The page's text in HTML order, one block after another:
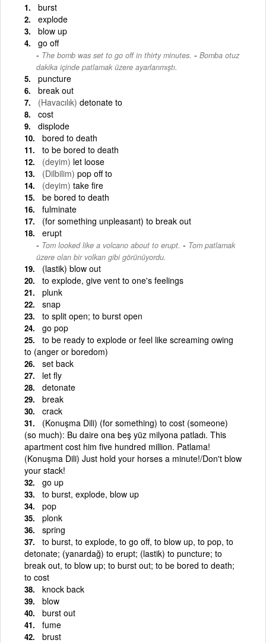
burst
explode
blow up
go off
The bomb was set to go off in thirty minutes. - Bomba otuz
dakika içinde patlamak üzere ayarlanmıştı.
puncture
break out
(Havacılık) detonate to
cost
displode
bored to death
to be bored to death
(deyim) let loose
(Dilbilim) pop off to
(deyim) take fire
be bored to death
fulminate
(for something unpleasant) to break out
erupt
Tom looked like a volcano about to erupt. - Tom patlamak
üzere olan bir volkan gibi görünüyordu.
(lastik) blow out
to explode, give vent to one's feelings
plunk
snap
to split open; to burst open
go pop
to be ready to explode or feel like screaming owing
to (anger or boredom)
set back
let fly
detonate
break
crack
(Konuşma Dili) (for something) to cost (someone)
(so much): Bu daire ona beş yüz milyona patladı. This
apartment cost him five hundred million. Patlama!
(Konuşma Dili) Just hold your horses a minute!/Don't blow
your stack!
go up
to burst, explode, blow up
pop
plonk
spring
to burst, to explode, to go off, to blow up, to pop, to
detonate; (yanardağ) to erupt; (lastik) to puncture; to
break out, to blow up; to burst out; to be bored to death;
to cost
knock back
blow
burst out
fume
brust